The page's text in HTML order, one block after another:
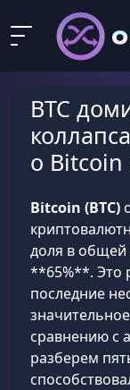
BTC
о Bitcoin
Bitcoin (BTC)
доля в общей
**65%**. Это
последние
сравнению с
разберем